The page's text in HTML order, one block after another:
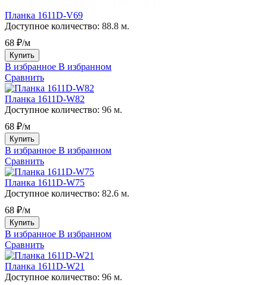
Планка 1611D-V69
Доступное количество: 88.8 м.
68 ₽/м
Купить
В избранное В избранном
Сравнить
Планка 1611D-W82
Доступное количество: 96 м.
68 ₽/м
Купить
В избранное В избранном
Сравнить
Планка 1611D-W75
Доступное количество: 82.6 м.
68 ₽/м
Купить
В избранное В избранном
Сравнить
Планка 1611D-W21
Доступное количество: 96 м.